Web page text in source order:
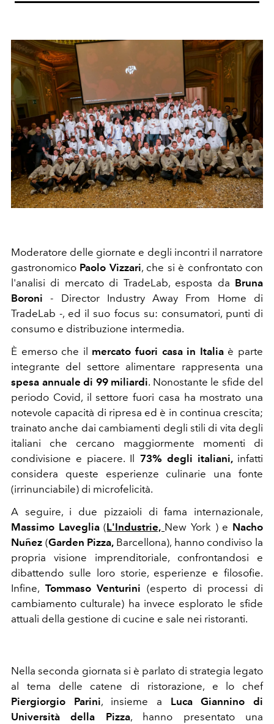
Moderatore delle giornate e degli incontri il narratore
gastronomico Paolo Vizzari,che si è confrontato con
l'analisi di mercato di TradeLab, esposta da Bruna
Boroni - Director Industry Away From Home di
TradeLab -, ed il suo focus su: consumatori, punti di
consumo e distribuzione intermedia.
È emerso che il mercato fuori casa in Italiaè parte
integrante del settore alimentare rappresenta una
spesa annuale di 99 miliardi. Nonostante le sfide del
periodo Covid, il settore fuori casa ha mostrato una
notevole capacità di ripresa ed è in continua crescita;
trainato anche dai cambiamenti degli stili di vita degli
italiani che cercano maggiormente momenti di
condivisione e piacere. Il 73% degli italiani, infatti
considera queste esperienze culinarie una fonte
(irrinunciabile) di microfelicità.
A seguire, i due pizzaioli di fama internazionale,
Massimo Laveglia(L'Industrie, New York ) e Nacho
Nuñez (Garden Pizza, Barcellona), hanno condiviso la
propria visione imprenditoriale, confrontandosi e
dibattendo sulle loro storie, esperienze e filosofie.
Infine, Tommaso Venturini(esperto di processi di
cambiamento culturale) ha invece esplorato le sfide
attuali della gestione di cucine e sale nei ristoranti.
Nella seconda giornata si è parlato di strategia legato
al tema delle catene di ristorazione, e lo chef
Piergiorgio Parini, insieme a Luca Giannino di
Università della Pizza, hanno presentato una